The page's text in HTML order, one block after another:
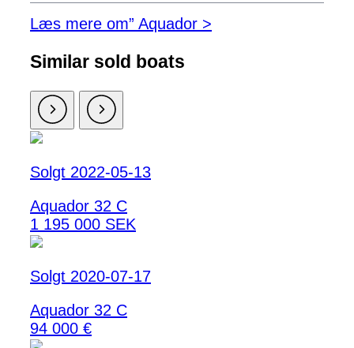
Læs mere om” Aquador >
Similar sold boats
Solgt 2022-05-13
Aquador 32 C
1 195 000 SEK
Solgt 2020-07-17
Aquador 32 C
94 000 €